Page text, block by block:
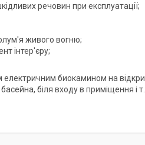
речовин при експлуатації;
живого вогню;
інтер'єру;
биокамином на
біля входу в приміщення і т.